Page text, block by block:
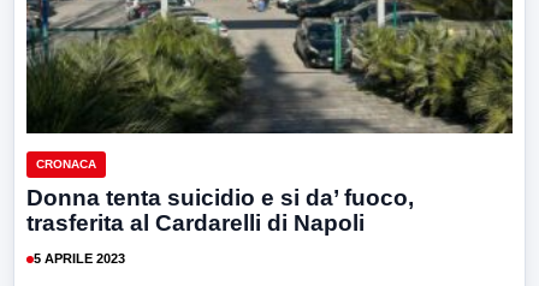
CRONACA
Donna tenta suicidio e si da’ fuoco,
trasferita al Cardarelli di Napoli
5 APRILE 2023